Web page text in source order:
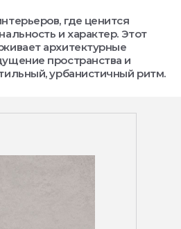
где ценится
и характер. Этот
архитектурные
пространства и
урбанистичный ритм.